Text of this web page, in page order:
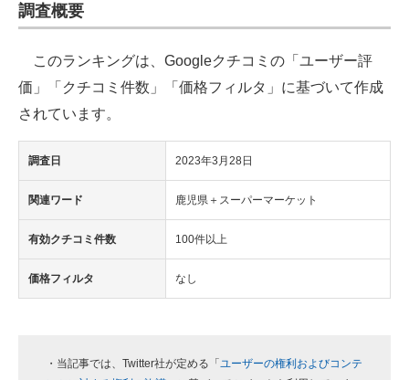
電子設計の基本と応用
エネルギーの専門メディア
ちょっと気になるネットの話題
調査概要
このランキングは、Googleクチコミの「ユーザー評
価」「クチコミ件数」「価格フィルタ」に基づいて作成
されています。
調査日 2023年3月28日
関連ワード 鹿児県＋スーパーマーケット
有効クチコミ件数 100件以上
価格フィルタ なし
・当記事では、Twitter社が定める「 ユーザーの権利およびコンテ